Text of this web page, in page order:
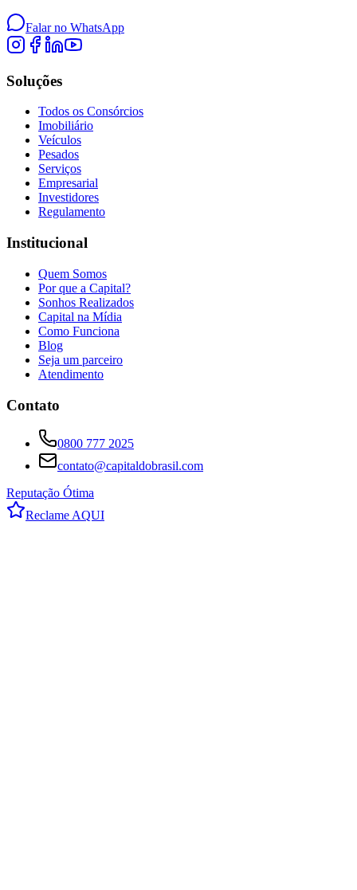
Falar no WhatsApp
Soluções
Todos os Consórcios
Imobiliário
Veículos
Pesados
Serviços
Empresarial
Investidores
Regulamento
Institucional
Quem Somos
Por que a Capital?
Sonhos Realizados
Capital na Mídia
Como Funciona
Blog
Seja um parceiro
Atendimento
Contato
0800 777 2025
contato@capitaldobrasil.com
Reputação Ótima
Reclame AQUI